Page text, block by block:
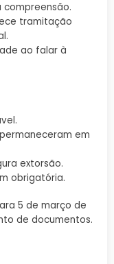
compreensão.
tramitação
ao falar à
em
extorsão.
obrigatória.
5 de março de
de documentos.